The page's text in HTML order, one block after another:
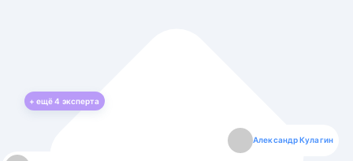
+ ещё4 эксперта
Александр Кулагин
Даниил Макаров
Екатерина Лазаренко
Борис Кашко
Юлия Изоитко